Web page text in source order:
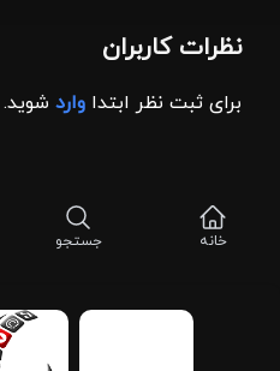
نظرات کاربران
برای ثبت نظر ابتدا وارد شوید.
خانه جستجو